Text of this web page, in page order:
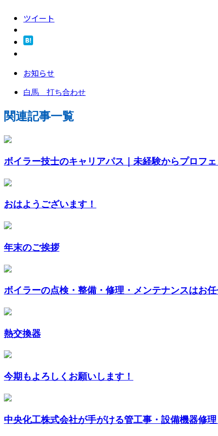
ツイート
お知らせ
白馬 打ち合わせ
関連記事一覧
ボイラー技士のキャリアパス｜未経験からプロフ
おはようございます！
年末のご挨拶
ボイラーの点検・整備・修理・メンテナンスはお
熱交換器
今期もよろしくお願いします！
中央化工株式会社が手がける管工事・設備機器修理